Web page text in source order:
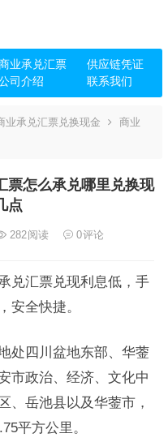
业承兑汇票
供应链凭证
司介绍 联系我们
业承兑汇票兑换现金
商业
票怎么承兑哪里兑换现
点
282阅读 0评论
兑汇票兑现利息低，手
安全快捷。
处四川盆地东部、华蓥
市政治、经济、文化中
、岳池县以及华蓥市，
平方公里。